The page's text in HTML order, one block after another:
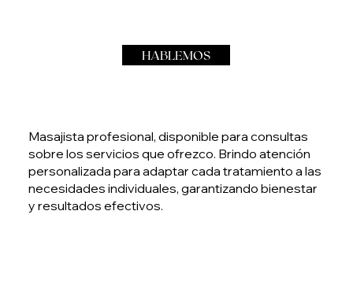
HABLEMOS
Masajista profesional, disponible para consultas
sobre los servicios que ofrezco. Brindo atención
personalizada para adaptar cada tratamiento a las
necesidades individuales, garantizando bienestar
y resultados efectivos.